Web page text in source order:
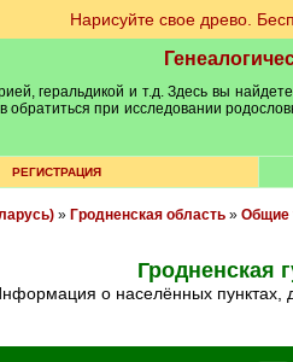
Нарисуйте свое древо.
геральдикой и т.д. Здесь вы
при исследовании
РЕГИСТРАЦИЯ
» Гродненская область» Общие
Гродненская
Информация о населённых